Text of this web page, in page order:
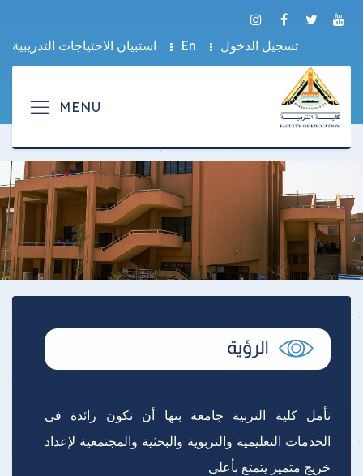
تسجيل الدخول En استبيان الاحتياجات التدريبية
تأمل كلية التربية جامعة بنها أن تكون رائدة فى
الخدمات التعليمية والتربوية والبحثية والمجتمعية لإعداد
خريج متميز يتمتع بأعلى